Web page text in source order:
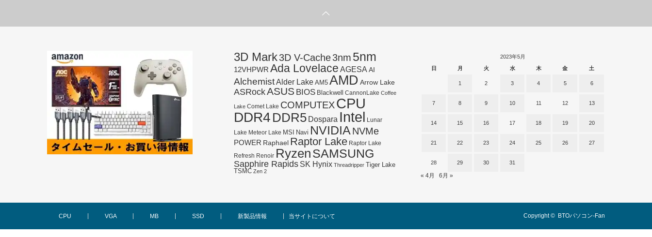
3D Mark3D V-Cache3nm 5nm
12VHPWR Ada Lovelace AGESA AI
AlchemistAlder Lake AM5 AMD Arrow Lake
ASRockASUS BIOS Blackwell CannonLake Coffee
Lake Comet Lake COMPUTEXCPU
DDR4 DDR5 Dospara Intel Lunar
Lake Meteor Lake MSI Navi NVIDIA NVMe
POWER Raphael Raptor Lake Raptor Lake
Refresh Renoir RyzenSAMSUNG
Sapphire Rapids SK Hynix Threadripper Tiger Lake
TSMC Zen 2
2023年5月
日
月 火 水 木 金 土
1 2 3 4 5 6
7 8 9 10 11 12 13
14 15 16 17 18 19 20
21 22 23 24 25 26 27
28 29 30 31
« 4月 6月 »
CPU VGA MB SSD 新製品情報 当サイトについて Copyright © BTOパソコン-Fan